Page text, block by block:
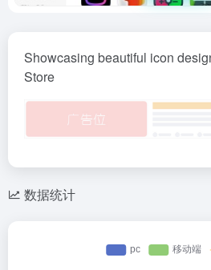
Showcasing beautiful icon
Store
数据统计